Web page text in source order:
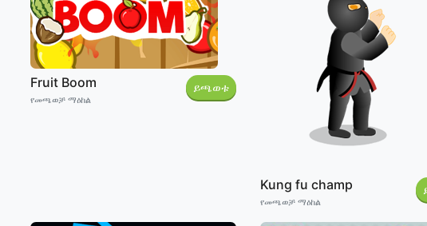
Fruit Boom
የመጫወቻ ማዕከል
ይጫወቱ
Kung fu champ
የመጫወቻ ማዕከል